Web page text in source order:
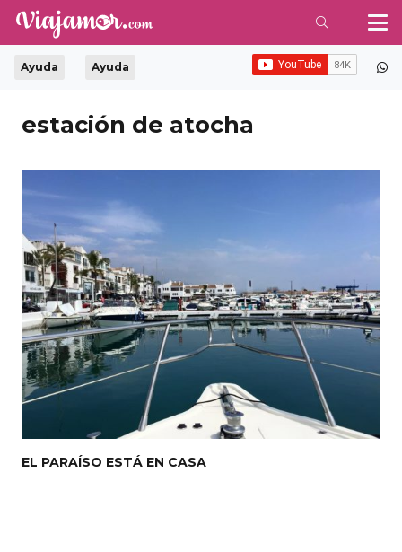
Ayuda Ayuda
estación de atocha
EL PARAÍSO ESTÁ EN CASA